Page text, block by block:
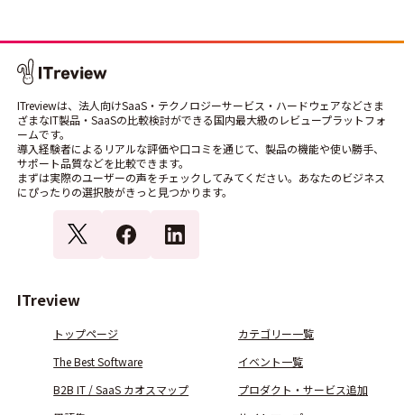
ITreviewは、法人向けSaaS・テクノロジーサービス・ハードウェアなどさま
ざまなIT製品・SaaSの比較検討ができる国内最大級のレビュープラットフォ
ームです。
導入経験者によるリアルな評価や口コミを通じて、製品の機能や使い勝手、
サポート品質などを比較できます。
まずは実際のユーザーの声をチェックしてみてください。あなたのビジネス
にぴったりの選択肢がきっと見つかります。
ITreview
トップページ
カテゴリー一覧
The Best Software
イベント一覧
B2B IT / SaaS カオスマップ
プロダクト・サービス追加